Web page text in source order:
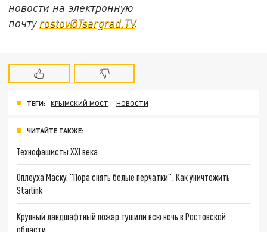
новости на электронную
почту rostov@Tsargrad.ТV.
ТЕГИ: КРЫМСКИЙ МОСТ НОВОСТИ
ЧИТАЙТЕ ТАКЖЕ:
Технофашисты XXI века
Оплеуха Маску. "Пора снять белые перчатки": Как уничтожить
Starlink
Крупный ландшафтный пожар тушили всю ночь в Ростовской
области